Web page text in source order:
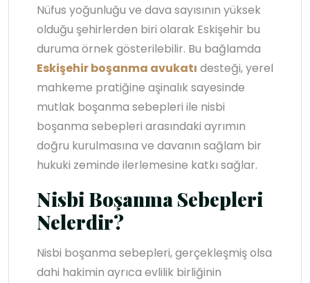
Nüfus yoğunluğu ve dava sayısının yüksek
olduğu şehirlerden biri olarak Eskişehir bu
duruma örnek gösterilebilir. Bu bağlamda
Eskişehir boşanma avukatı desteği, yerel
mahkeme pratiğine aşinalık sayesinde
mutlak boşanma sebepleri ile nisbi
boşanma sebepleri arasındaki ayrımın
doğru kurulmasına ve davanın sağlam bir
hukuki zeminde ilerlemesine katkı sağlar.
Nisbi Boşanma Sebepleri
Nelerdir?
Nisbi boşanma sebepleri, gerçekleşmiş olsa
dahi hakimin ayrıca evlilik birliğinin